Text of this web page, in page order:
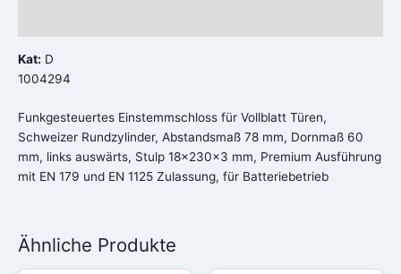
Kat: D
1004294
Funkgesteuertes Einstemmschloss für Vollblatt Türen,
Schweizer Rundzylinder, Abstandsmaß 78 mm, Dornmaß 60
mm, links auswärts, Stulp 18x230x3 mm, Premium Ausführung
mit EN 179 und EN 1125 Zulassung, für Batteriebetrieb
Ähnliche Produkte